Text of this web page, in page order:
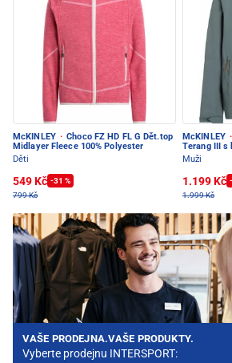
McKINLEY · Choco FZ HD FL G Dět.top
Midlayer Fleece 100% Polyester
Děti
549 Kč -31 %
799 Kč
McKINLEY ·
Terang III s
Muži
1.199 Kč
1.999 Kč
VAŠE PRODEJNA.VAŠE PRODUKTY.
Vyberte prodejnu INTERSPORT: